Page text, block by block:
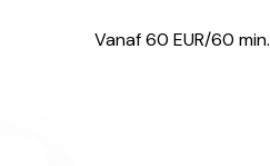
Vanaf 60 EUR/60 min.